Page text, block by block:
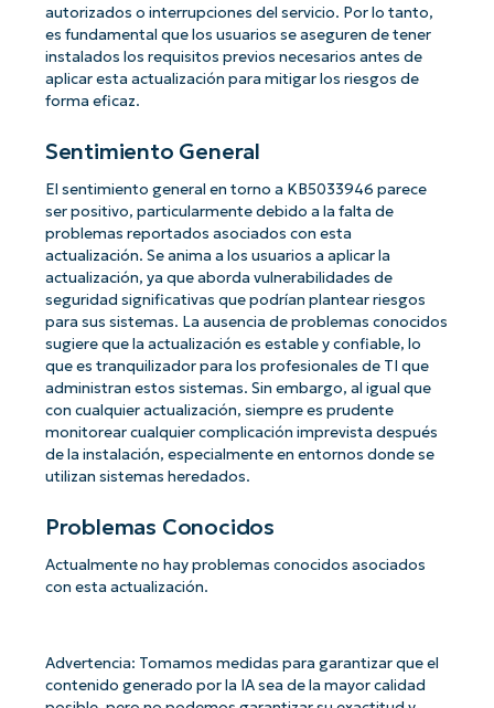
autorizados o interrupciones del servicio. Por lo tanto,
es fundamental que los usuarios se aseguren de tener
instalados los requisitos previos necesarios antes de
aplicar esta actualización para mitigar los riesgos de
forma eficaz.
Sentimiento General
El sentimiento general en torno a KB5033946 parece
ser positivo, particularmente debido a la falta de
problemas reportados asociados con esta
actualización. Se anima a los usuarios a aplicar la
actualización, ya que aborda vulnerabilidades de
seguridad significativas que podrían plantear riesgos
para sus sistemas. La ausencia de problemas conocidos
sugiere que la actualización es estable y confiable, lo
que es tranquilizador para los profesionales de TI que
administran estos sistemas. Sin embargo, al igual que
con cualquier actualización, siempre es prudente
monitorear cualquier complicación imprevista después
de la instalación, especialmente en entornos donde se
utilizan sistemas heredados.
Problemas Conocidos
Actualmente no hay problemas conocidos asociados
con esta actualización.
Advertencia: Tomamos medidas para garantizar que el
contenido generado por la IA sea de la mayor calidad